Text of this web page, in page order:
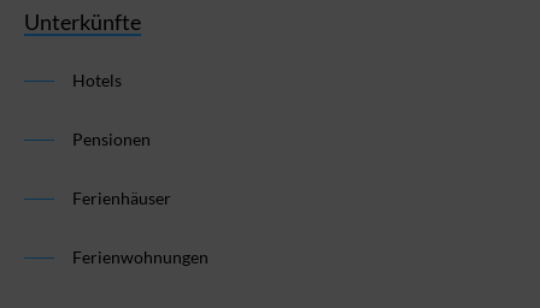
Unterkünfte
Hotels
Pensionen
Ferienhäuser
Ferienwohnungen